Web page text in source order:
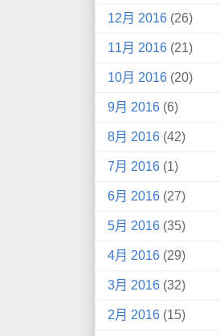
12月 2016 (26)
11月 2016 (21)
10月 2016 (20)
9月 2016 (6)
8月 2016 (42)
7月 2016 (1)
6月 2016 (27)
5月 2016 (35)
4月 2016 (29)
3月 2016 (32)
2月 2016 (15)